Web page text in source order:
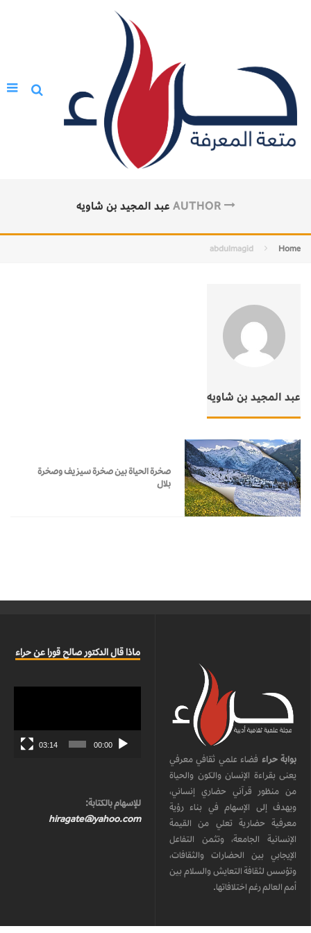
AUTHOR عبد المجيد بن شاويه
Home
abdulmagid
عبد المجيد بن شاويه
صخرة الحياة بين صخرة سيزيف وصخرة
بلال
بوابة حراء فضاء علمي ثقافي معرفي
يعنى بقراءة الإنسان والكون والحياة
من منظور قرآني حضاري إنساني،
ويهدف إلى الإسهام في بناء رؤية
معرفية حضارية تعلي من القيمة
الإنسانية الجامعة، وتثمن التفاعل
الإيجابي بين الحضارات والثقافات،
وتؤسس لثقافة التعايش والسلام بين
أمم العالم رغم اختلافاتها.
ماذا قال الدكتور صالح قورا عن حراء
00:00
03:14
للإسهام بالكتابة:
hiragate@yahoo.com